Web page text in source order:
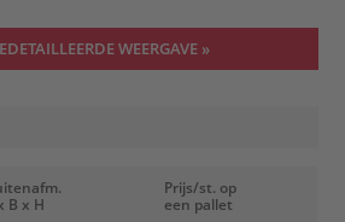
WEERGAVE »
B x H
Prijs/st. op
een pallet